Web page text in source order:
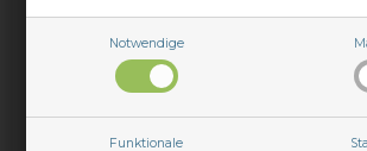
Notwendige
Funktionale